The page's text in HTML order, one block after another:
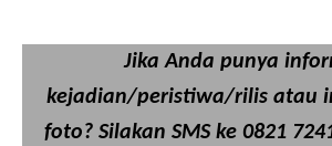
Jika Anda punya
kejadian/peristiwa/rilis atau
foto? Silakan SMS ke 0821